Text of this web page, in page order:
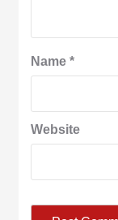
Name*
Website